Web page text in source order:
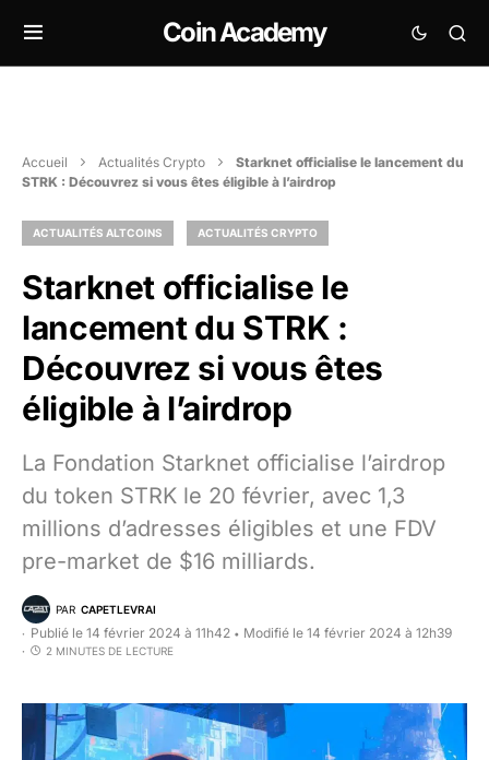
Coin Academy
Accueil Actualités Crypto
Starknet officialise le lancement du
STRK : Découvrez si vous êtes éligible à l’airdrop
ACTUALITÉS ALTCOINS ACTUALITÉS CRYPTO
Starknet officialise le
lancement du STRK :
Découvrez si vous êtes
éligible à l’airdrop
La Fondation Starknet officialise l’airdrop
du token STRK le 20 février, avec 1,3
millions d’adresses éligibles et une FDV
pre-market de $16 milliards.
PAR CAPETLEVRAI
Publié le 14 février 2024 à 11h42 • Modifié le 14 février 2024 à 12h39
2 MINUTES DE LECTURE